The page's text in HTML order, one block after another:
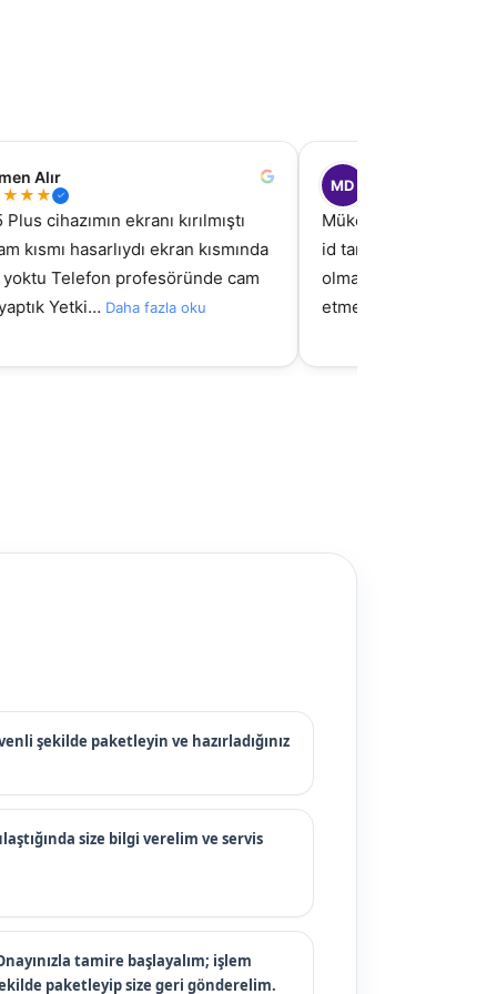
Alır
★★★
cihazımın ekranı kırılmıştı
kısmı hasarlıydı ekran kısmında
yoktu Telefon profesöründe cam
Yetki… Daha fazla oku
MD
Mükemmel bir işletme
id tamiri için gittim
olmadı fakat aldığım
etmediler mağduriy…
şekilde paketleyin ve hazırladığınız
size bilgi verelim ve servis
tamire başlayalım; işlem
paketleyip size geri gönderelim.